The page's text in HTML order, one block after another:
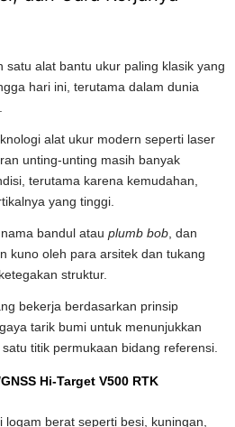
satu alat bantu ukur paling klasik yang
hari ini, terutama dalam dunia
alat ukur modern seperti laser
unting-unting masih banyak
terutama karena kemudahan,
yang tinggi.
bandul atau plumb bob , dan
kuno oleh para arsitek dan tukang
struktur.
bekerja berdasarkan prinsip
tarik bumi untuk menunjukkan
titik permukaan bidang referensi.
Hi-Target V500 RTK
berat seperti besi, kuningan,